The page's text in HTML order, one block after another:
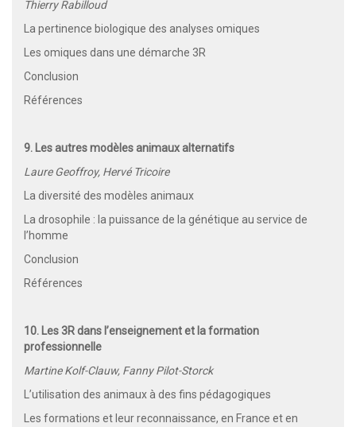
Thierry Rabilloud
La pertinence biologique des analyses omiques
Les omiques dans une démarche 3R
Conclusion
Références
9. Les autres modèles animaux alternatifs
Laure Geoffroy, Hervé Tricoire
La diversité des modèles animaux
La drosophile : la puissance de la génétique au service de
l’homme
Conclusion
Références
10. Les 3R dans l’enseignement et la formation
professionnelle
Martine Kolf-Clauw, Fanny Pilot-Storck
L’utilisation des animaux à des fins pédagogiques
Les formations et leur reconnaissance, en France et en